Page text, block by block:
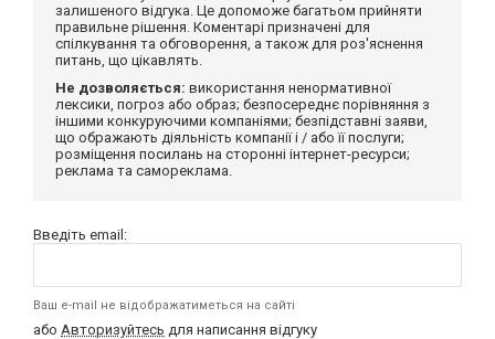
залишеного відгука. Це допоможе багатьом прийняти
правильне рішення. Коментарі призначені для
спілкування та обговорення, а також для роз'яснення
питань, що цікавлять.
Не дозволяється: використання ненормативної
лексики, погроз або образ; безпосереднє порівняння з
іншими конкуруючими компаніями; безпідставні заяви,
що ображають діяльність компанії і / або її послуги;
розміщення посилань на сторонні інтернет-ресурси;
реклама та самореклама.
Введіть email:
Ваш e-mail не відображатиметься на сайті
або Авторизуйтесь для написання відгуку